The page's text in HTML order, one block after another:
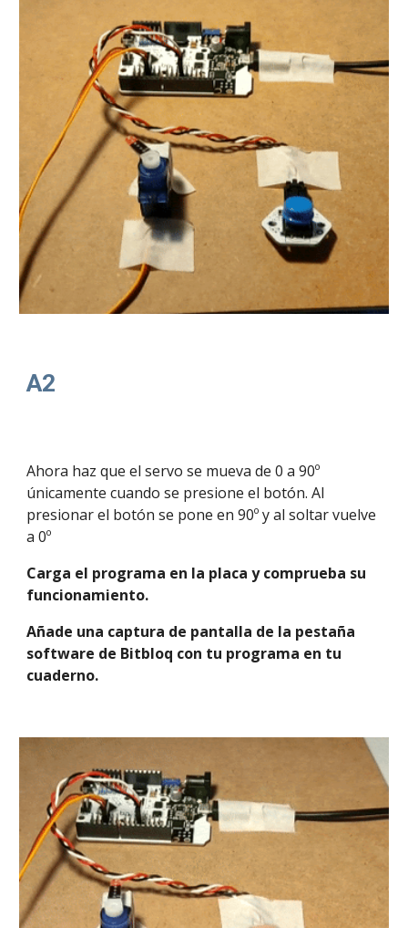
A2
Ahora haz que el servo se mueva de 0 a 90º
únicamente cuando se presione el botón. Al
presionar el botón se pone en 90º y al soltar vuelve
a 0º
Carga el programa en la placa y comprueba su
funcionamiento.
Añade una captura de pantalla de la pestaña
software de Bitbloq con tu programa en tu
cuaderno.